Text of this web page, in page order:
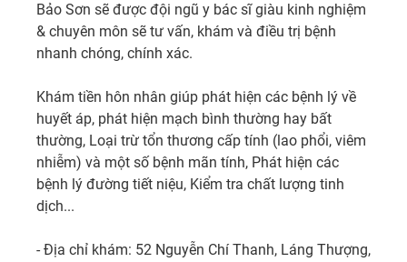
Bảo Sơn sẽ được đội ngũ y bác sĩ giàu kinh nghiệm
& chuyên môn sẽ tư vấn, khám và điều trị bệnh
nhanh chóng, chính xác.
Khám tiền hôn nhân giúp phát hiện các bệnh lý về
huyết áp, phát hiện mạch bình thường hay bất
thường, Loại trừ tổn thương cấp tính (lao phổi, viêm
nhiễm) và một số bệnh mãn tính, Phát hiện các
bệnh lý đường tiết niệu, Kiểm tra chất lượng tinh
dịch...
- Địa chỉ khám: 52 Nguyễn Chí Thanh, Láng Thượng,